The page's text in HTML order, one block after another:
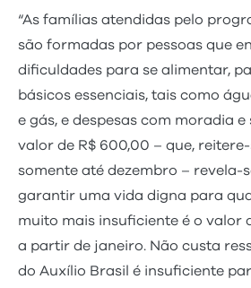
“As famílias atendidas pelo
são formadas por pessoas que
dificuldades para se alimentar,
básicos essenciais, tais como
e gás, e despesas com moradia e
valor de R$ 600,00 – que,
somente até dezembro – revela-
garantir uma vida digna para
muito mais insuficiente é o valor
a partir de janeiro. Não custa
do Auxílio Brasil é insuficiente